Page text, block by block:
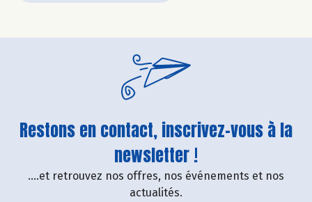
Restons en contact, inscrivez-vous à la
newsletter !
....et retrouvez nos offres, nos événements et nos
actualités.